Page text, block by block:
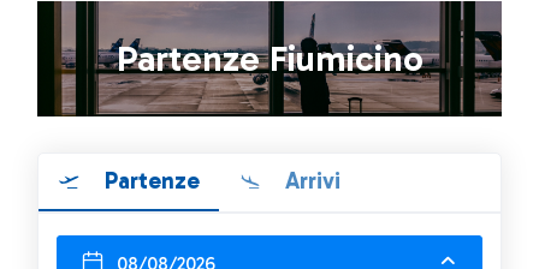
Partenze Fiumicino
Partenze Arrivi
08/08/2026